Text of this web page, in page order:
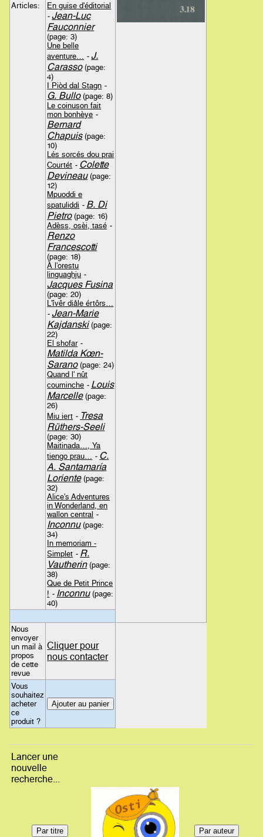
Articles:
En guise d'éditorial
-Jean-Luc
Fauconnier
(page: 3)
Une belle
aventure…
-J.
Carasso(page:
4)
I Piòd dal Stagn -
G. Bullo(page: 8)
Le coinuson fait
mon bonhèye -
Bernard
Chapuis(page:
10)
Lés sorcés dou prai
Courtét - Colette
Devineau(page:
12)
Mpuoddi e
spatuliddi - B. Di
Pietro(page: 16)
Adèss, osèi, tasé -
Renzo
Francescotti
(page: 18)
À l'orestu
linguaghju -
Jacques Fusina
(page: 20)
L'îvêr diåle értôrs…
-Jean-Marie
Kajdanski(page:
22)
El shofar -
Matilda Kœn-
Sarano(page: 24)
Quand l' nût
couminche - Louis
Marcelle(page:
26)
Miu iert - Tresa
Rüthers-Seeli
(page: 30)
Maitinada…, Ya
tiengo prau…
- C.
A. Santamaría
Loriente(page:
32)
Alice's Adventures
in Wonderland, en
wallon central -
Inconnu(page:
34)
In memoriam -
Simplet - R.
Vautherin(page:
38)
Que de Petit Prince
! - Inconnu(page:
40)
Nous
envoyer
un mail à
propos
de cette
revue
Cliquer pour
nous contacter
Vous
souhaitez
acheter
ce
produit ?
Lancer une
nouvelle
recherche...